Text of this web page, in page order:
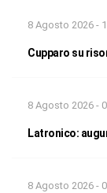
8 Agosto 2026 -
Cupparo su
8 Agosto 2026 -
Latronico:
8 Agosto 2026 -